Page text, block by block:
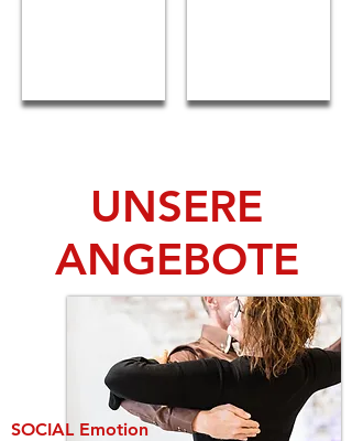
UNSERE
ANGEBOTE
SOCIAL Emotion